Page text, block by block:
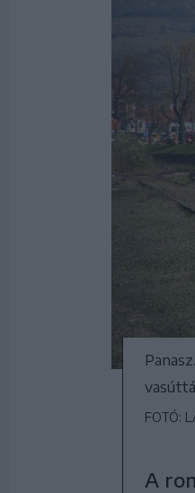
FOTÓ:
A